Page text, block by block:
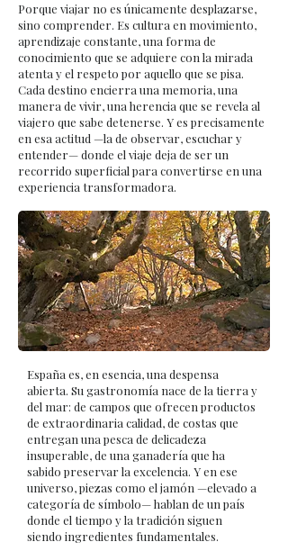
Porque viajar no es únicamente desplazarse,
sino comprender. Es cultura en movimiento,
aprendizaje constante, una forma de
conocimiento que se adquiere con la mirada
atenta y el respeto por aquello que se pisa.
Cada destino encierra una memoria, una
manera de vivir, una herencia que se revela al
viajero que sabe detenerse. Y es precisamente
en esa actitud —la de observar, escuchar y
entender— donde el viaje deja de ser un
recorrido superficial para convertirse en una
experiencia transformadora.
España es, en esencia, una despensa
abierta. Su gastronomía nace de la tierra y
del mar: de campos que ofrecen productos
de extraordinaria calidad, de costas que
entregan una pesca de delicadeza
insuperable, de una ganadería que ha
sabido preservar la excelencia. Y en ese
universo, piezas como el jamón —elevado a
categoría de símbolo— hablan de un país
donde el tiempo y la tradición siguen
siendo ingredientes fundamentales.